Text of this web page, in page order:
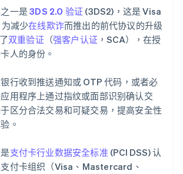
一是3DS 2.0 验证 (3DS2)，这是 Visa
减少在线欺诈而推出的前代协议的升级
双重验证 （强客户认证 ，SCA），在授
人的身份。
行收到推送通知或 OTP 代码，或者必
用程序上通过指纹或面部识别确认交
区分合法交易和可疑交易，提高安全性
。
支付卡行业数据安全标准 (PCI DSS) 认
付卡组织（Visa、Mastercard、